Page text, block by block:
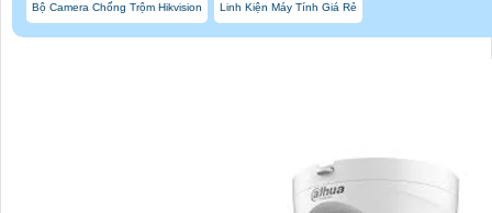
Bộ Camera Chống Trộm Hikvision Linh Kiện Máy Tính Giá Rẻ